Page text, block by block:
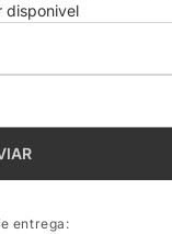
disponivel
entrega: